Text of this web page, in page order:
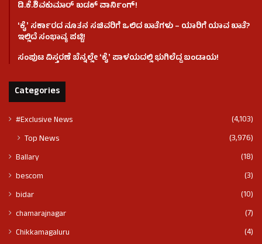
ಡಿ.ಕೆ.ಶಿವಕುಮಾರ್ ಖಡಕ್ ವಾರ್ನಿಂಗ್!
ʻಕೈʼ ಸರ್ಕಾರದ ನೂತನ ಸಚಿವರಿಗೆ ಒಲಿದ ಖಾತೆಗಳು – ಯಾರಿಗೆ ಯಾವ ಖಾತೆ?
ಇಲ್ಲಿದೆ ಸಂಭಾವ್ಯ ಪಟ್ಟಿ!
ಸಂಪುಟ ವಿಸ್ತರಣೆ ಬೆನ್ನಲ್ಲೇ ʻಕೈʼ ಪಾಳಯದಲ್ಲಿ ಭುಗಿಲೆದ್ದ ಬಂಡಾಯ!
Categories
#Exclusive News (4,103)
Top News (3,976)
Ballary
(18)
bescom
(3)
bidar
(10)
chamarajnagar
(7)
Chikkamagaluru
(4)